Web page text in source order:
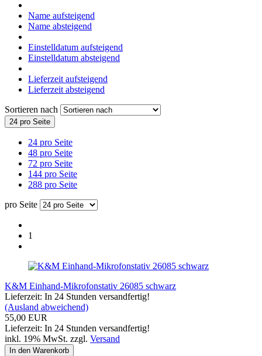
Name aufsteigend
Name absteigend
Einstelldatum aufsteigend
Einstelldatum absteigend
Lieferzeit aufsteigend
Lieferzeit absteigend
Sortieren nach
24 pro Seite
24 pro Seite
48 pro Seite
72 pro Seite
144 pro Seite
288 pro Seite
pro Seite
1
K&M Einhand-Mikrofonstativ 26085 schwarz
Lieferzeit: In 24 Stunden versandfertig!
(Ausland abweichend)
55,00 EUR
Lieferzeit: In 24 Stunden versandfertig!
inkl. 19% MwSt. zzgl. Versand
In den Warenkorb